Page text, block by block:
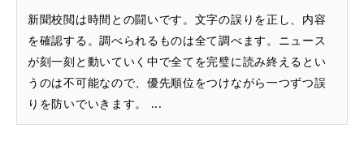
新聞校閲は時間との闘いです。文字の誤りを正し、内容
を確認する。調べられるものは全て調べます。ニュース
が刻一刻と動いていく中で全てを完璧に読み終えるとい
うのは不可能なので、優先順位をつけながら一つずつ誤
りを防いでいきます。 ...